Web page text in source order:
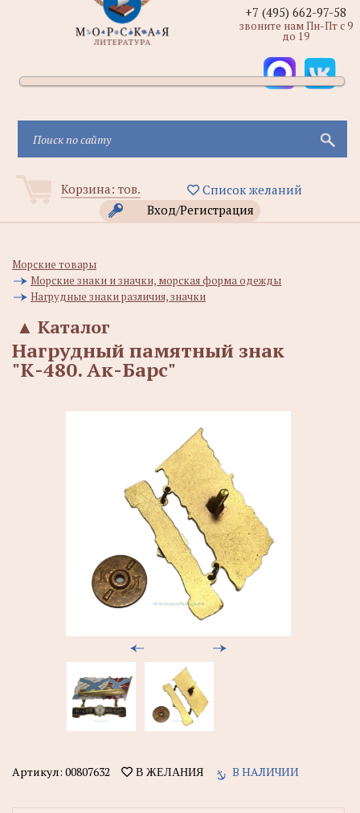
Корзина: тов.
Список желаний
Вход/Регистрация
+7 (495) 662-97-58
звоните нам Пн-Пт с 9
до 19
Морские товары
Морские знаки и значки, морская форма одежды
Нагрудные знаки различия, значки
Каталог
▲
Нагрудный памятный знак
"К-480. Ак-Барс"
Артикул: 00807632 В ЖЕЛАНИЯ В НАЛИЧИИ